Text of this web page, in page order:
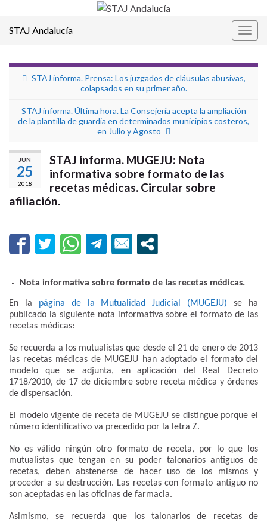
STAJ Andalucía
STAJ informa. Prensa: Los juzgados de cláusulas abusivas,
colapsados en su primer año.
STAJ informa. Última hora. La Consejería acepta la ampliación
de la plantilla de guardia en determinados municipios costeros,
en Julio y Agosto
JUN
25
2018
STAJ informa. MUGEJU: Nota
informativa sobre formato de las
recetas médicas. Circular sobre
afiliación.
Nota informativa sobre formato de las recetas médicas.
En la página de la Mutualidad Judicial (MUGEJU) se ha
publicado la siguiente nota informativa sobre el formato de las
recetas médicas:
Se recuerda a los mutualistas que desde el 21 de enero de 2013
las recetas médicas de MUGEJU han adoptado el formato del
modelo que se adjunta, en aplicación del Real Decreto
1718/2010, de 17 de diciembre sobre receta médica y órdenes
de dispensación.
El modelo vigente de receta de MUGEJU se distingue porque el
número identificativo va precedido por la letra Z.
No es válido ningún otro formato de receta, por lo que los
mutualistas que tengan en su poder talonarios antiguos de
recetas, deben abstenerse de hacer uso de los mismos y
proceder a su destrucción. Las recetas con formato antiguo no
son aceptadas en las oficinas de farmacia.
Asimismo, se recuerda que los talonarios de recetas de